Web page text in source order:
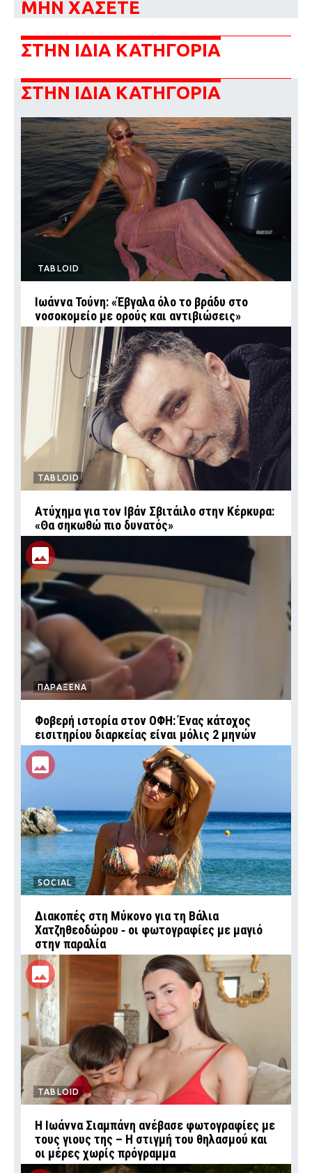
ΜΗΝ ΧΑΣΕΤΕ
ΣΤΗΝ ΙΔΙΑ ΚΑΤΗΓΟΡΙΑ
ΣΤΗΝ ΙΔΙΑ ΚΑΤΗΓΟΡΙΑ
TABLOID
Ιωάννα Τούνη: «Έβγαλα όλο το βράδυ στο
νοσοκομείο με ορούς και αντιβιώσεις»
TABLOID
Ατύχημα για τον Ιβάν Σβιτάιλο στην Κέρκυρα:
«Θα σηκωθώ πιο δυνατός»
ΠΑΡΑΞΕΝΑ
Φοβερή ιστορία στον ΟΦΗ: Ένας κάτοχος
εισιτηρίου διαρκείας είναι μόλις 2 μηνών
SOCIAL
Διακοπές στη Μύκονο για τη Βάλια
Χατζηθεοδώρου ‑ οι φωτογραφίες με μαγιό
στην παραλία
TABLOID
H Ιωάννα Σιαμπάνη ανέβασε φωτογραφίες με
τους γιους της – Η στιγμή του θηλασμού και
οι μέρες χωρίς πρόγραμμα